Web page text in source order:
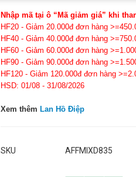
Nhập mã tại ô “Mã giảm giá” khi
HF20 - Giảm 20.000đ đơn hàng
HF40 - Giảm 40.000đ đơn hàng
HF60 - Giảm 60.000đ đơn hàng
HF90 - Giảm 90.000đ đơn hàng
HF120 - Giảm 120.000đ đơn hàng
HSD: 01/08 - 31/08/2026
Xem thêm Lan Hồ Điệp
SKU AFFMIXD835